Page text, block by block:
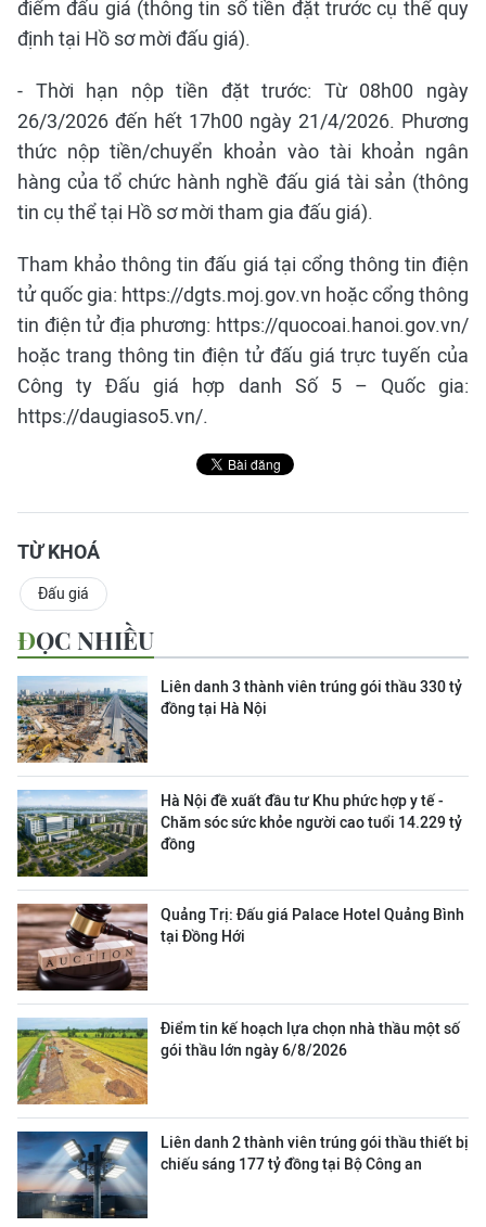
điểm đấu giá (thông tin số tiền đặt trước cụ thể quy
định tại Hồ sơ mời đấu giá).
- Thời hạn nộp tiền đặt trước: Từ 08h00 ngày
26/3/2026 đến hết 17h00 ngày 21/4/2026. Phương
thức nộp tiền/chuyển khoản vào tài khoản ngân
hàng của tổ chức hành nghề đấu giá tài sản (thông
tin cụ thể tại Hồ sơ mời tham gia đấu giá).
Tham khảo thông tin đấu giá tại cổng thông tin điện
tử quốc gia: https://dgts.moj.gov.vn hoặc cổng thông
tin điện tử địa phương: https://quocoai.hanoi.gov.vn/
hoặc trang thông tin điện tử đấu giá trực tuyến của
Công ty Đấu giá hợp danh Số 5 – Quốc gia:
https://daugiaso5.vn/.
TỪ KHOÁ
Đấu giá
ĐỌC NHIỀU
Liên danh 3 thành viên trúng gói thầu 330 tỷ
đồng tại Hà Nội
Hà Nội đề xuất đầu tư Khu phức hợp y tế -
Chăm sóc sức khỏe người cao tuổi 14.229 tỷ
đồng
Quảng Trị: Đấu giá Palace Hotel Quảng Bình
tại Đồng Hới
Điểm tin kế hoạch lựa chọn nhà thầu một số
gói thầu lớn ngày 6/8/2026
Liên danh 2 thành viên trúng gói thầu thiết bị
chiếu sáng 177 tỷ đồng tại Bộ Công an